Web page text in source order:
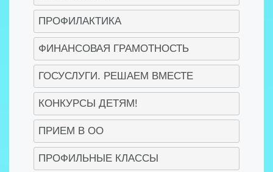
ПРОФИЛАКТИКА
ФИНАНСОВАЯ ГРАМОТНОСТЬ
ГОСУСЛУГИ. РЕШАЕМ ВМЕСТЕ
КОНКУРСЫ ДЕТЯМ!
ПРИЕМ В ОО
ПРОФИЛЬНЫЕ КЛАССЫ